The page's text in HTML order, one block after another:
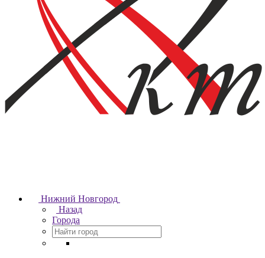
Нижний Новгород
Назад
Города